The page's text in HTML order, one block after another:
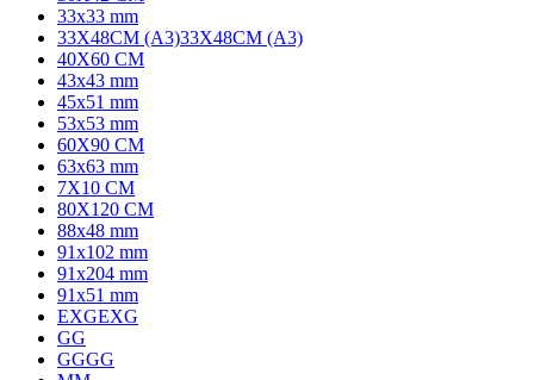
33x33 mm
33X48CM (A3)33X48CM (A3)
40X60 CM
43x43 mm
45x51 mm
53x53 mm
60X90 CM
63x63 mm
7X10 CM
80X120 CM
88x48 mm
91x102 mm
91x204 mm
91x51 mm
EXGEXG
GG
GGGG